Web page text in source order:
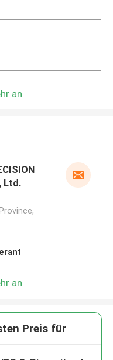
an
Ltd.
an
Preis für